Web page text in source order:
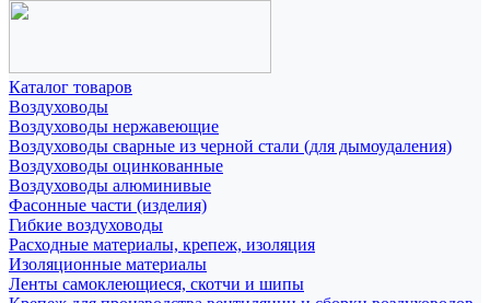
Каталог товаров
Воздуховоды
Воздуховоды нержавеющие
Воздуховоды сварные из черной стали (для дымоудаления)
Воздуховоды оцинкованные
Воздуховоды алюминивые
Фасонные части (изделия)
Гибкие воздуховоды
Расходные материалы, крепеж, изоляция
Изоляционные материалы
Ленты самоклеющиеся, скотчи и шипы